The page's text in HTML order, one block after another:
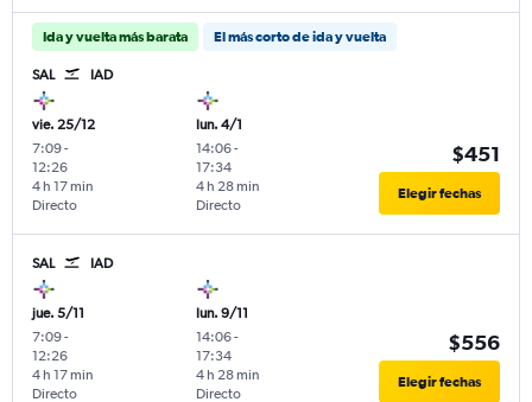
Ida y vuelta más barata El más corto de ida y vuelta
SAL IAD
vie. 25/12
7:09-
12:26
Directo
4 h 17 min
lun. 4/1
14:06-
17:34
Directo
4 h 28 min
$451
Elegir fechas
SAL IAD
jue. 5/11
7:09-
12:26
Directo
4 h 17 min
lun. 9/11
14:06-
17:34
Directo
4 h 28 min
$556
Elegir fechas